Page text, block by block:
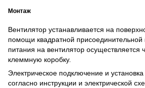
Монтаж
Вентилятор устанавливается на
помощи квадратной
питания на вентилятор осуществляется
клеммную коробку.
Электрическое подключение и
согласно инструкции и электрической